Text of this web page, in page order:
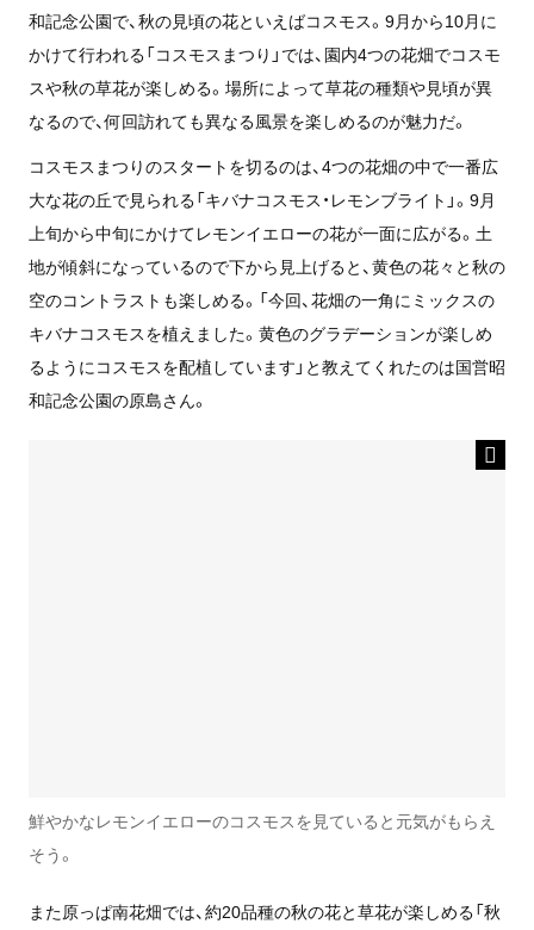
和記念公園で、秋の見頃の花といえばコスモス。9月から10月に
かけて行われる「コスモスまつり」では、園内4つの花畑でコスモ
スや秋の草花が楽しめる。場所によって草花の種類や見頃が異
なるので、何回訪れても異なる風景を楽しめるのが魅力だ。
コスモスまつりのスタートを切るのは、4つの花畑の中で一番広
大な花の丘で見られる「キバナコスモス・レモンブライト」。9月
上旬から中旬にかけてレモンイエローの花が一面に広がる。土
地が傾斜になっているので下から見上げると、黄色の花々と秋の
空のコントラストも楽しめる。「今回、花畑の一角にミックスの
キバナコスモスを植えました。黄色のグラデーションが楽しめ
るようにコスモスを配植しています」と教えてくれたのは国営昭
和記念公園の原島さん。
鮮やかなレモンイエローのコスモスを見ていると元気がもらえ
そう。
また原っぱ南花畑では、約20品種の秋の花と草花が楽しめる「秋